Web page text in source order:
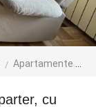
Apartamente de vanzare